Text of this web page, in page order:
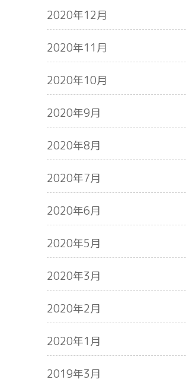
2020年12月
2020年11月
2020年10月
2020年9月
2020年8月
2020年7月
2020年6月
2020年5月
2020年3月
2020年2月
2020年1月
2019年3月